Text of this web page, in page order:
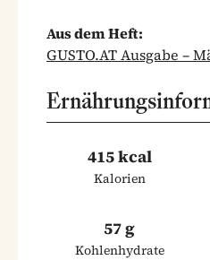
Aus dem Heft:
GUSTO.AT Ausgabe –
415 kcal
Kalorien
57 g
Kohlenhydrate